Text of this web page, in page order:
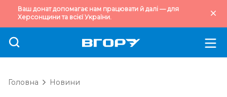
Ваш донат допомагає нам працювати й далі — для
Херсонщини та всієї України.
Головна Новини